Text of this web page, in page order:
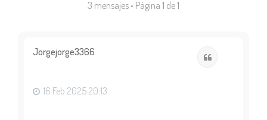
3 mensajes • Página 1 de1
Jorgejorge3366
16 Feb 2025 20:13